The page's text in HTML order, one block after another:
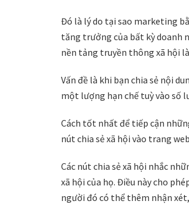
Đó là lý do tại sao marketing
tăng trưởng của bất kỳ doanh
nền tảng truyền thông xã hội
Vấn đề là khi bạn chia sẻ nội
một lượng hạn chế tuỳ vào số
Cách tốt nhất để tiếp cận
nút chia sẻ xã hội vào trang
Các nút chia sẻ xã hội nhắc
xã hội của họ. Điều này cho
người đó có thể thêm nhận